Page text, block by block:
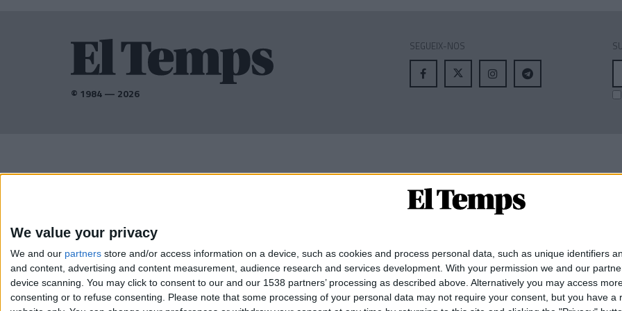
We value your privacy
We and our partners store and/or access information on a device, such as cookies and process personal data, such as unique identifiers
and content, advertising and content measurement, audience research and services development. With your permission we and our
device scanning. You may click to consent to our and our 1538 partners’ processing as described above. Alternatively you may access
consenting or to refuse consenting.
Please note that some processing of your personal data may not require your consent, but you have
© 1984 — 2026
SEGUEIX-NOS